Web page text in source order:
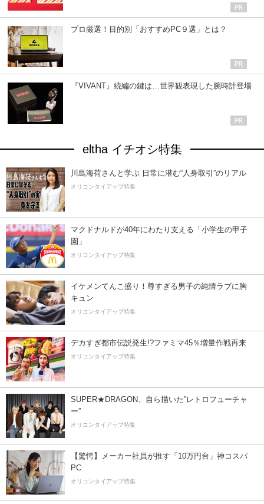
プロ厳選！目的別「おすすめPC９選」とは？
『VIVANT』続編の鍵は…世界観表現した腕時計登場
eltha イチオシ特集
川島海荷さんと学ぶ 日常に潜む“人身取引”のリアル
オリコンタイアップ特集
マクドナルドが40年にわたり支える「小学生の甲子
園」
オリコンタイアップ特集
イケメンてんこ盛り！尊すぎる男子の純情ラブに胸
キュン
オリコンタイアップ特集
デカすぎ都市伝説発生!?ファミマ45％増量作戦再来
オリコンタイアップ特集
SUPER★DRAGON、自ら描いた”レトロフューチャ
ー”
オリコンタイアップ特集
【驚愕】メーカー社員が推す「10万円台」神コスパ
PC
オリコンタイアップ特集